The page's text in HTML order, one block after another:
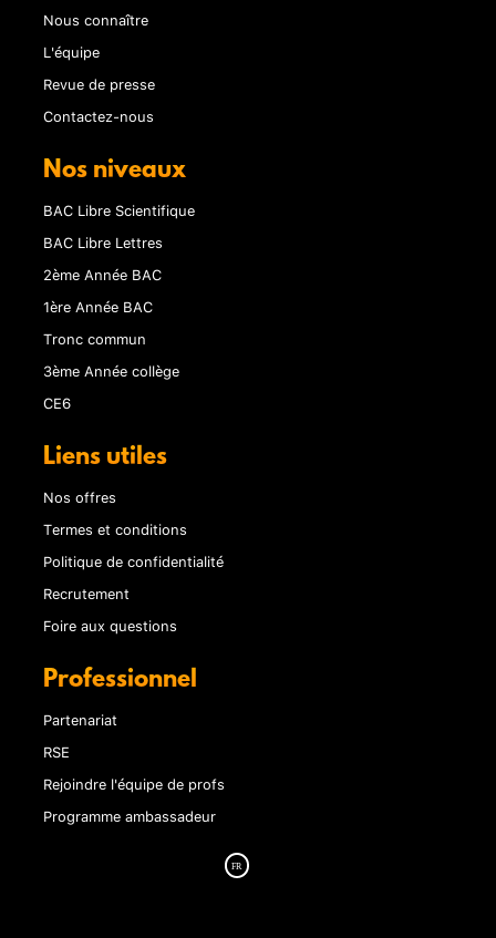
Nous connaître
L'équipe
Revue de presse
Contactez-nous
Nos niveaux
BAC Libre Scientifique
BAC Libre Lettres
2ème Année BAC
1ère Année BAC
Tronc commun
3ème Année collège
CE6
Liens utiles
Nos offres
Termes et conditions
Politique de confidentialité
Recrutement
Foire aux questions
Professionnel
Partenariat
RSE
Rejoindre l'équipe de profs
Programme ambassadeur